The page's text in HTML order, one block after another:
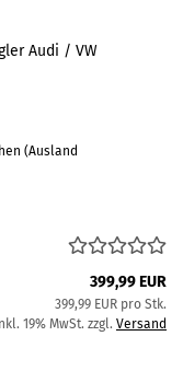
Audi / VW
(Ausland
399,99 EUR
399,99 EUR pro Stk.
19% MwSt. zzgl. Versand